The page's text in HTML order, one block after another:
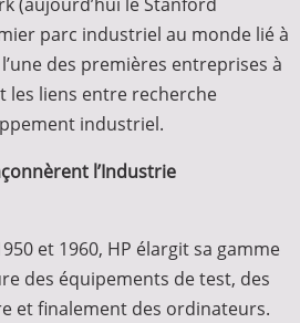
parc industriel au monde lié à
des premières entreprises à
les liens entre recherche
industriel.
l’Industrie
et 1960, HP élargit sa gamme
des équipements de test, des
et finalement des ordinateurs.